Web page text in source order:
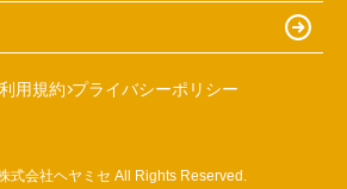
利用規約 プライバシーポリシー
式会社ヘヤミセ All Rights Reserved.